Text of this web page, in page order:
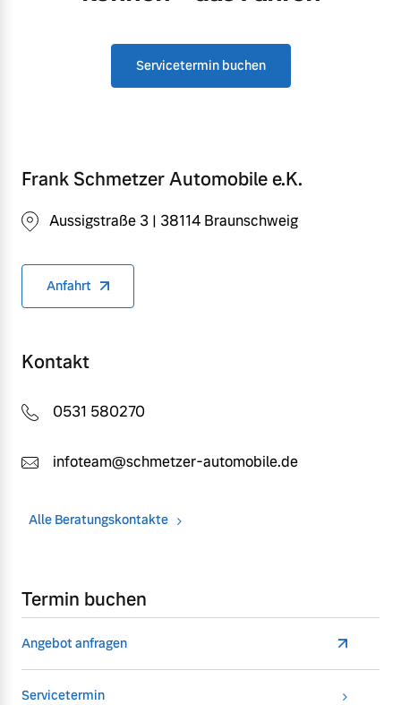
Servicetermin buchen
Frank Schmetzer Automobile e.K.
Aussigstraße 3 | 38114 Braunschweig
Anfahrt
Kontakt
0531 580270
infoteam@schmetzer-automobile.de
Alle Beratungskontakte
Termin buchen
Angebot anfragen
Servicetermin